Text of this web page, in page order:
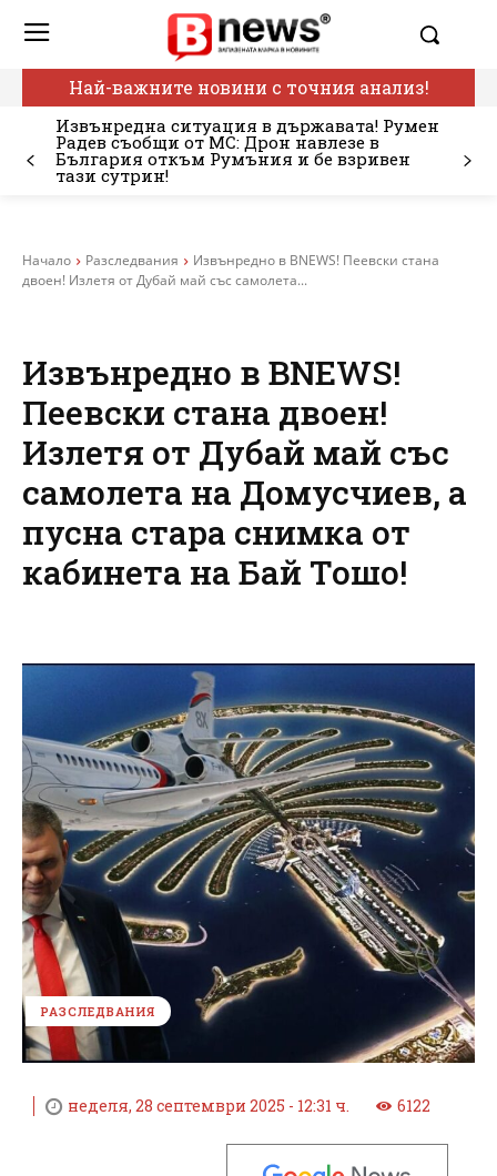
Най-важните новини с точния анализ!
Извънредна ситуация в държавата! Румен
Радев съобщи от МС: Дрон навлезе в
България откъм Румъния и бе взривен
тази сутрин!
Начало Разследвания
Извънредно в BNEWS! Пеевски стана
двоен! Излетя от Дубай май със самолета...
Извънредно в BNEWS!
Пеевски стана двоен!
Излетя от Дубай май със
самолета на Домусчиев, а
пусна стара снимка от
кабинета на Бай Тошо!
РАЗСЛЕДВАНИЯ
неделя, 28 септември 2025 - 12:31 ч. 6122